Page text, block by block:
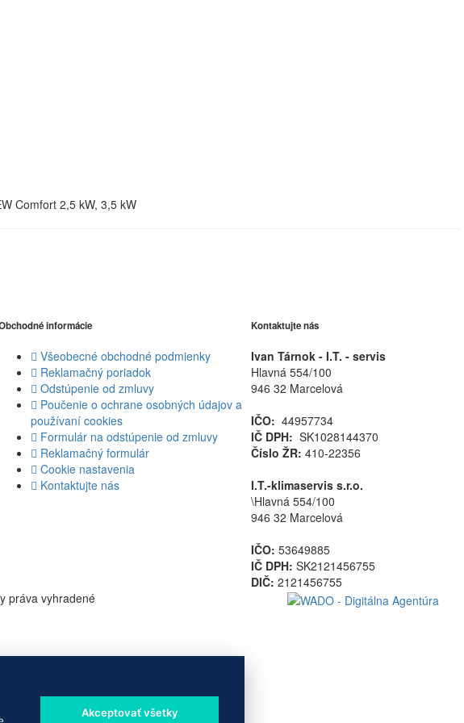
Comfort 2,5 kW, 3,5 kW
informácie
Všeobecné obchodné podmienky
Reklamačný poriadok
Odstúpenie od zmluvy
Poučenie o ochrane osobných údajov a
používaní cookies
Formulár na odstúpenie od zmluvy
Reklamačný formulár
Cookie nastavenia
Kontaktujte nás
Kontaktujte nás
Ivan Tárnok - I.T. - servis
Hlavná 554/100
946 32 Marcelová
IČO: 44957734
IČ DPH: SK1028144370
Číslo ŽR: 410-22356
I.T.-klimaservis s.r.o.
\Hlavná 554/100
946 32 Marcelová
IČO: 53649885
IČ DPH: SK2121456755
DIČ: 2121456755
práva vyhradené
Akceptovať všetky